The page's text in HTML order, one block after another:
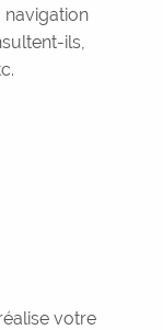
navigation
ils,
votre